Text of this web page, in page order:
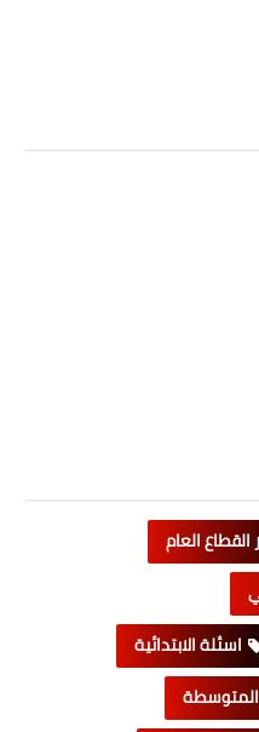
القطاع العام
اسئلة الابتدائية